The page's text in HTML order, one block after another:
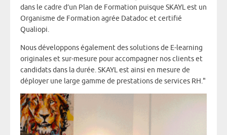
dans le cadre d’un Plan de Formation puisque SKAYL est un
Organisme de Formation agrée Datadoc et certifié
Qualiopi.
Nous développons également des solutions de E-learning
originales et sur-mesure pour accompagner nos clients et
candidats dans la durée. SKAYL est ainsi en mesure de
déployer une large gamme de prestations de services RH."